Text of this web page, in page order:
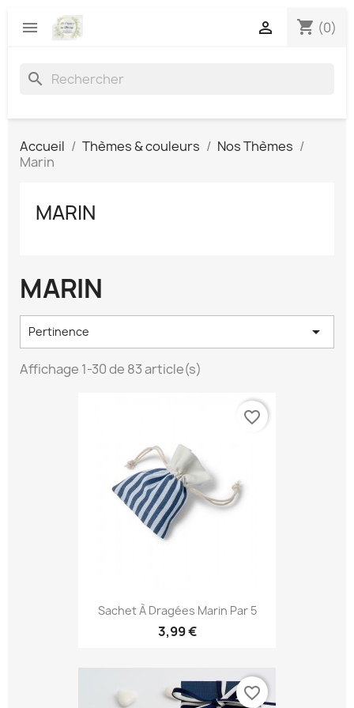
 shopping_cart (0)

search
Accueil Thèmes & couleurs
Nos Thèmes
Marin
MARIN
MARIN
Pertinence 
Affichage 1-30 de 83 article(s)
Sachet À Dragées Marin Par 5
3,99 €
favorite_border
favorite_border